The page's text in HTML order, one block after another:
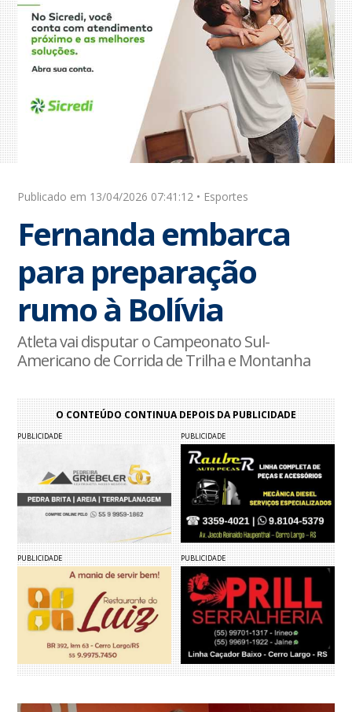
Publicado em 13/04/2026 07:41:12 • Esportes
Fernanda embarca
para preparação
rumo à Bolívia
Atleta vai disputar o Campeonato Sul-
Americano de Corrida de Trilha e Montanha
O CONTEÚDO CONTINUA DEPOIS DA PUBLICIDADE
PUBLICIDADE PUBLICIDADE
PUBLICIDADE PUBLICIDADE